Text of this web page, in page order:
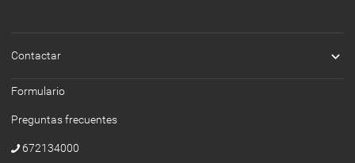
Contactar 
Formulario
Preguntas frecuentes
672134000